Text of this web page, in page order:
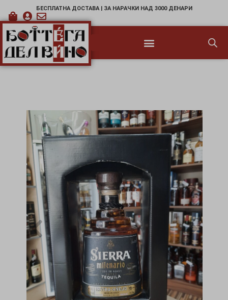
БЕСПЛАТНА ДОСТАВА | ЗА НАРАЧКИ НАД 3000 ДЕНАРИ